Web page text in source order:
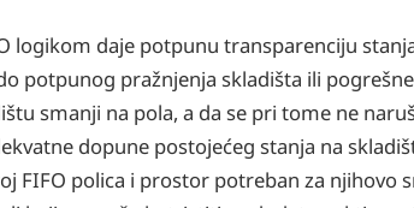
daje potpunu transparenciju
potpunog pražnjenja skladišta ili
smanji na pola, a da se pri tome ne
dopune postojećeg stanja na
FIFO polica i prostor potreban za njihovo